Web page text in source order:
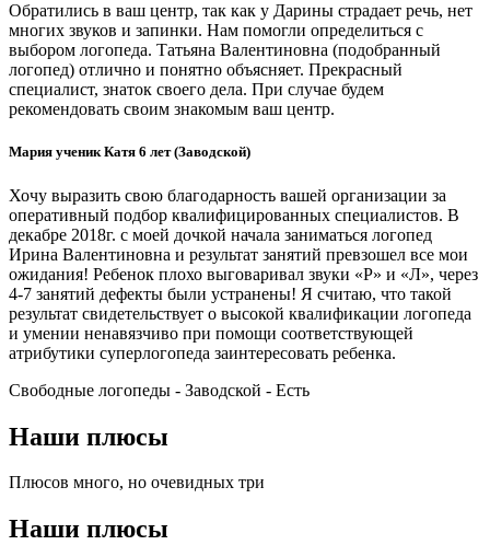
Обратились в ваш центр, так как у Дарины страдает речь, нет
многих звуков и запинки. Нам помогли определиться с
выбором логопеда. Татьяна Валентиновна (подобранный
логопед) отлично и понятно объясняет. Прекрасный
специалист, знаток своего дела. При случае будем
рекомендовать своим знакомым ваш центр.
Мария ученик Катя 6 лет (Заводской)
Хочу выразить свою благодарность вашей организации за
оперативный подбор квалифицированных специалистов. В
декабре 2018г. с моей дочкой начала заниматься логопед
Ирина Валентиновна и результат занятий превзошел все мои
ожидания! Ребенок плохо выговаривал звуки «Р» и «Л», через
4-7 занятий дефекты были устранены! Я считаю, что такой
результат свидетельствует о высокой квалификации логопеда
и умении ненавязчиво при помощи соответствующей
атрибутики суперлогопеда заинтересовать ребенка.
Свободные логопеды - Заводской - Есть
Наши плюсы
Плюсов много, но очевидных три
Наши плюсы